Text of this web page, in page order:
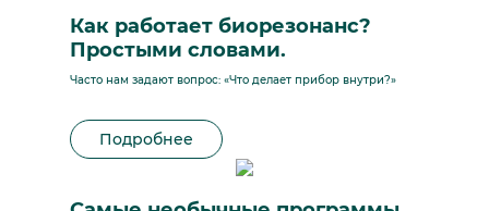
Как работает биорезонанс?
Простыми словами.
Часто нам задают вопрос: «Что делает прибор внутри?»
Подробнее